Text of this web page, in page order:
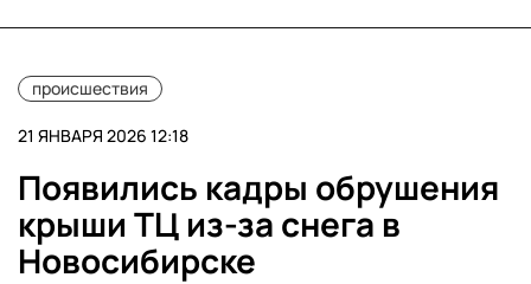
происшествия
21 ЯНВАРЯ 2026 12:18
Появились кадры обрушения
крыши ТЦ из-за снега в
Новосибирске